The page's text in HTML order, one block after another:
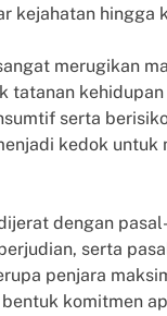
kejahatan hingga
merugikan
tatanan
serta
kedok
dengan
serta
penjara
komitmen